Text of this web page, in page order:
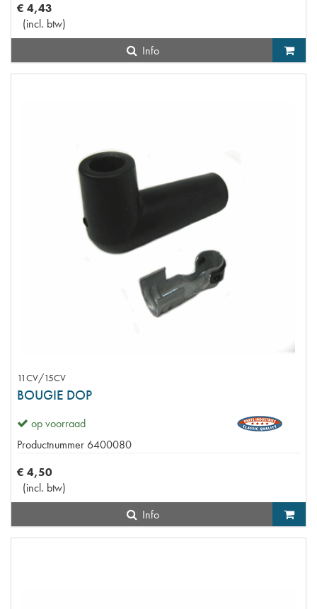
€ 4,43
(incl. btw)
Info
11CV/15CV
BOUGIE DOP
op voorraad
Productnummer 6400080
€ 4,50
(incl. btw)
Info